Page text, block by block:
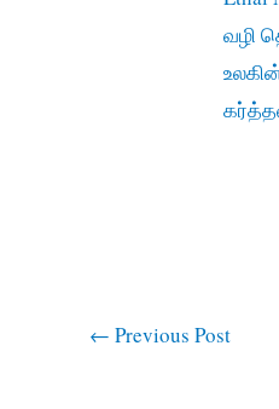
வழி
← Previous Post